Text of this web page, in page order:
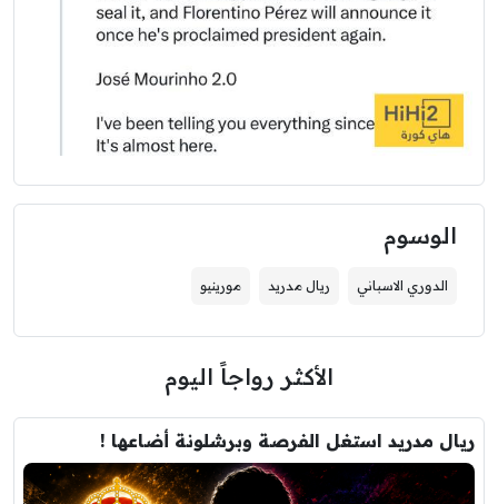
الوسوم
الدوري الاسباني ريال مدريد مورينيو
الأكثر رواجاً اليوم
ريال مدريد استغل الفرصة وبرشلونة أضاعها !